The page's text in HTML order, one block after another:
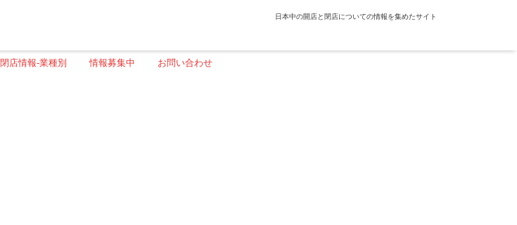
日本中の開店と閉店についての情報を集めたサイト
閉店情報-業種別 情報募集中 お問い合わせ